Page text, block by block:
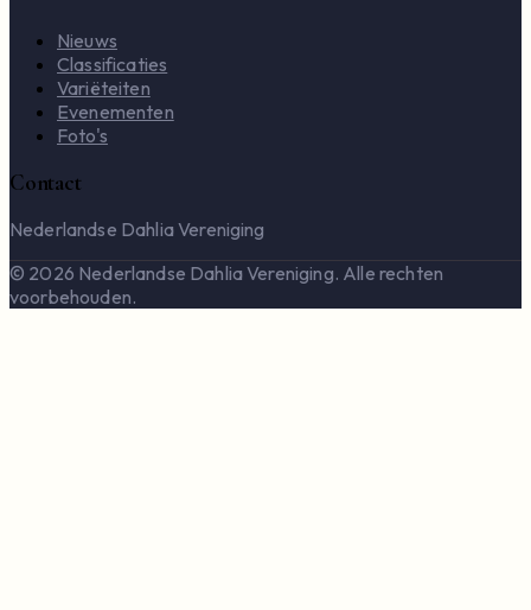
Nieuws
Classificaties
Variëteiten
Evenementen
Foto's
Contact
Nederlandse Dahlia Vereniging
© 2026 Nederlandse Dahlia Vereniging. Alle rechten
voorbehouden.